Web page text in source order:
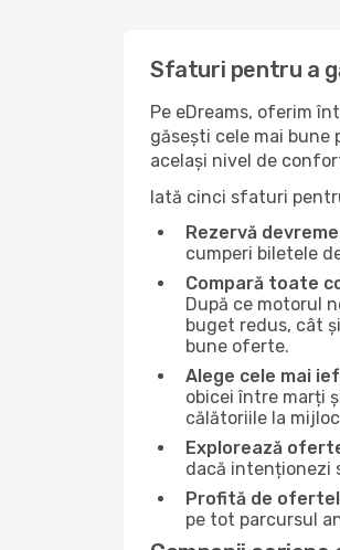
Sfaturi pentru a
Pe eDreams, oferim
găsești cele mai bune
același nivel de
Iată cinci sfaturi
Rezervă
cumperi biletele
Compară toate
După ce motorul
buget redus, cât
bune oferte.
Alege cele mai
obicei între marți
călătoriile la
Explorează
dacă intenționezi
Profită de
pe tot parcursul